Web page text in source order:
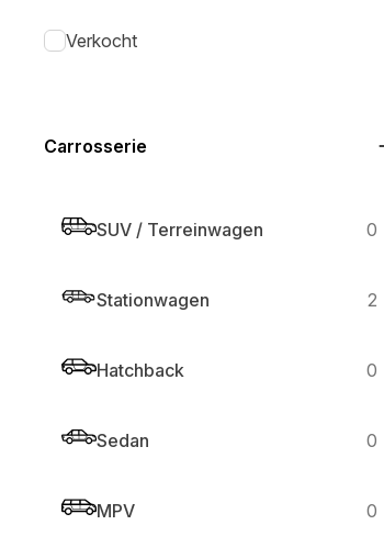
Verkocht
Carrosserie
SUV / Terreinwagen 0
Stationwagen 2
Hatchback 0
Sedan 0
MPV 0